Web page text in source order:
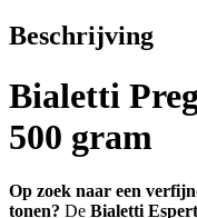
Beschrijving
Bialetti
500 gram
Op zoek naar een
tonen? De Bialetti